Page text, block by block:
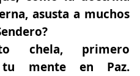
asusta a muchos
chela, primero
mente en Paz.